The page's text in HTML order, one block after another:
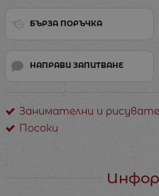
БЪРЗА ПОРЪЧКА
НАПРАВИ ЗАПИТВАНЕ
Занимателни и
Посоки